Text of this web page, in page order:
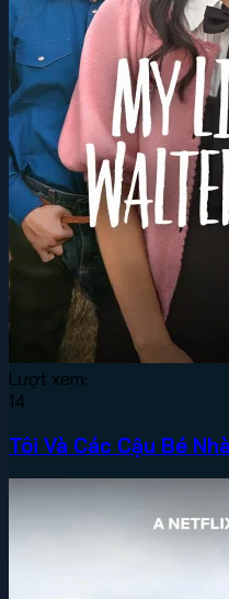
Lượt xem:
14
Tôi Và Các Cậu Bé